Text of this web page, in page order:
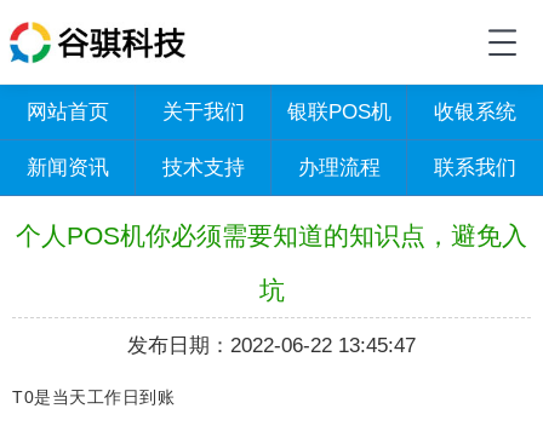
网站首页 关于我们 银联POS机 收银系统
新闻资讯 技术支持 办理流程 联系我们
个人POS机你必须需要知道的知识点，避免入
坑
发布日期：2022-06-22 13:45:47
T0是当天工作日到账